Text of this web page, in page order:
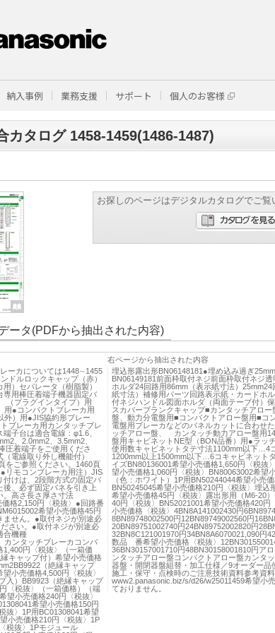
納入事例 業務支援 サポート 個人のお客様
カタログ 1458-1459(1486-1487)
お探しのページはデジタルカタログでご覧
ータ(PDFから抽出された内容)
ーカについては1448∼1455
ドルロックキャップ（赤）
）セパレータ（樹脂製）
用棒圧着端子機器固定バ
（プラグインタイプ）用
●コンパクトブレーカ用
）用●JIS協約形ブレー
ブレーカ用カンタッチブレ
子台は適合電線：φ1.6、
、2.0mm2、3.5mm2、
圧着端子をご使用くださ
電線取り外し機能付）
をご参照ください。1460頁
リモコンブレーカ用注）JIS
けは、2段階方式の固定バ
後、必ず固定バネを引き上
。高さ長さ厚さ寸法
格2,150円〈税抜〉●回路番
希望小売価格45円
ません。●取付ネジが別途必
さい。●取付ネジが別途必
合機種
カンタッチブレーカコンパ
円〈税抜〉（一箱価
キャップ付）希望小売価格
（絶縁キャップ
小売価格4,500円〈税抜〉
入）BB9923（絶縁キャップ
〈税抜〉（一箱価格）（端
望小売価格240円〈税抜〉
希望小売価格150円
抜〉1P用BC01308041希望
小売価格210円〈税抜〉1P
税抜〉1Pモジュール
右ページから抽出された内容
埋込形露出形BN06148181●埋め込み過ぎ
BN06149181前面枠取付ネジ前面枠取付ネジ
ホルダ24回路用86mm（表示紙寸法）
紙寸法）補修用パーツ回路表示紙・カードホ
付ネジハンドル図面ホルダ（両面テープ付）
スカバーブランクキャップ■カンタッチアロ
盤、動力分電盤用■コンパクトアロー盤用■コ
電盤用ブレーカなどのパネルカットに合わせ
ッチアロー盤、 カンタッチ動力アロー盤用
盤用キャビネットNE型（BON品番）用●ラッ
使用数キャビネットタテ寸法1100mm以下…4
1200mm以上1500mm以下…6コキャビネット
イズBN80136001希望小売価格1,650円〈税抜
望小売価格1,060円〈税抜〉BN80063002希望
（色：ホワイト）1P用BN50244044希望小売
BN50245045希望小売価格210円〈税抜〉埋込
希望小売価格45円〈税抜〉露出形用（M6-20
40円〈税抜〉BN52021001希望小売価格420
小売価格〈税抜〉4BN8A141002430円
8BN89748002500円12BN89749002560円
20BN89751002740円24BN89752002820円
32BN8C121001970円34BN8A6070021,090円
数品 番希望小売価格〈税抜〉
36BN30157001710円48BN30158001810円ア
ンタッチアロー盤コンパクトアロー盤カンタ
器盤・開閉器盤組替・加工仕様／9オーダー品
施工・保守・点検時のご注意技術資料参考資
www2.panasonic.biz/s/d26/w25011459希望小
ておりません。